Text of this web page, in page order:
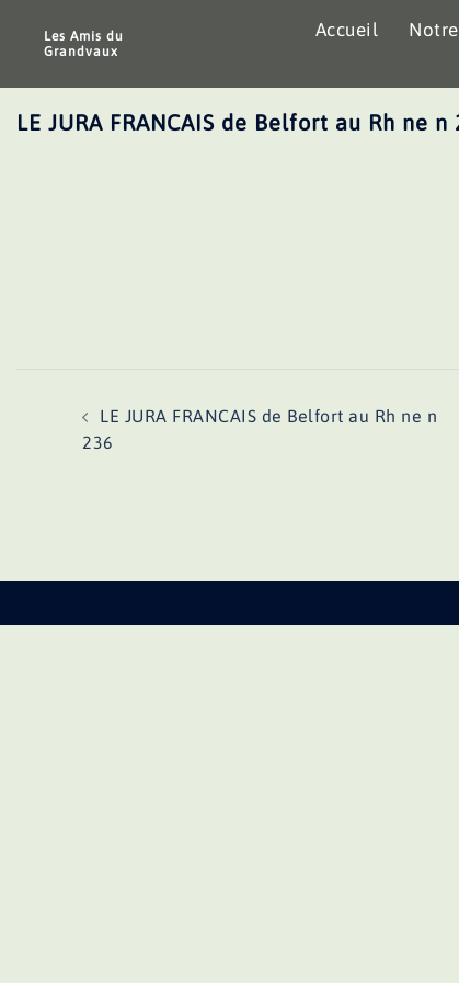
Les Amis du
Grandvaux
Accueil
LE JURA FRANCAIS de Belfort au Rh ne n
d’article
LE JURA FRANCAIS de Belfort au Rh ne n
236